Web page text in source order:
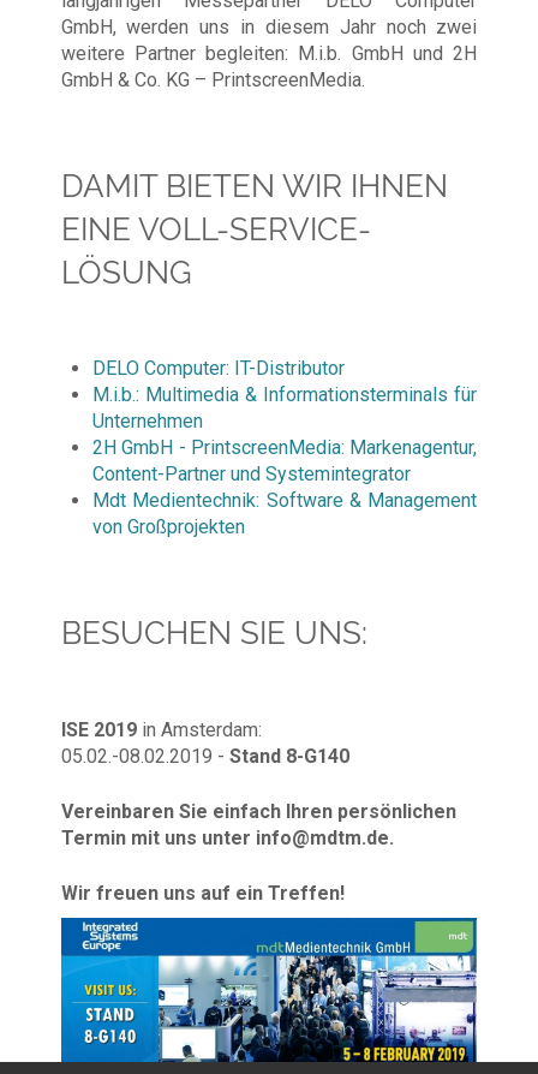
GmbH, werden uns in diesem Jahr noch zwei
weitere Partner begleiten: M.i.b. GmbH und 2H
GmbH & Co. KG – PrintscreenMedia.
DAMIT BIETEN WIR IHNEN
EINE VOLL-SERVICE-
LÖSUNG
DELO Computer: IT-Distributor
M.i.b.: Multimedia & Informationsterminals für
Unternehmen
2H GmbH - PrintscreenMedia: Markenagentur,
Content-Partner und Systemintegrator
Mdt Medientechnik: Software & Management
von Großprojekten
BESUCHEN SIE UNS:
ISE 2019in Amsterdam:
05.02.-08.02.2019 - Stand 8-G140
Vereinbaren Sie einfach Ihren persönlichen
Termin mit uns unter info@mdtm.de.
Wir freuen uns auf ein Treffen!